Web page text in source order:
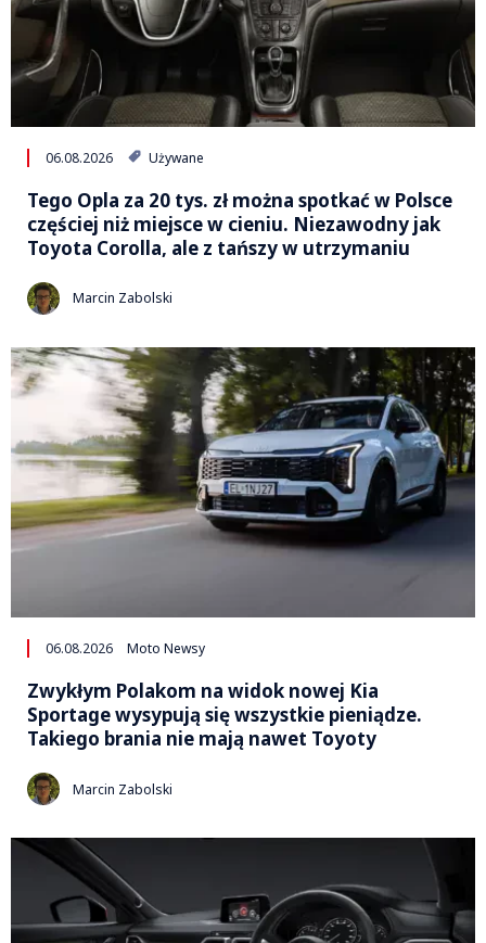
06.08.2026 Używane
Tego Opla za 20 tys. zł można spotkać w Polsce
częściej niż miejsce w cieniu. Niezawodny jak
Toyota Corolla, ale z tańszy w utrzymaniu
Marcin Zabolski
06.08.2026 Moto Newsy
Zwykłym Polakom na widok nowej Kia
Sportage wysypują się wszystkie pieniądze.
Takiego brania nie mają nawet Toyoty
Marcin Zabolski